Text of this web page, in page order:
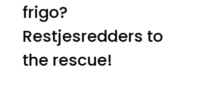
frigo?
Restjesredders to
the rescue!